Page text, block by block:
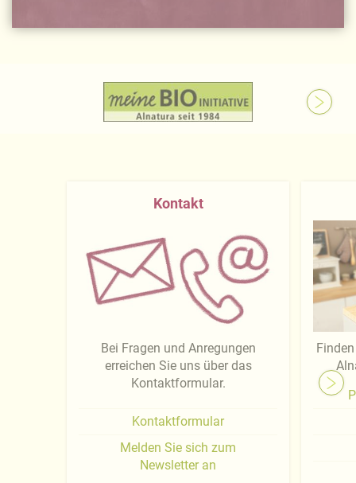
Kontakt
Bei Fragen und Anregungen
erreichen Sie uns über das
Kontaktformular.
Kontaktformular
Melden Sie sich zum
Newsletter an